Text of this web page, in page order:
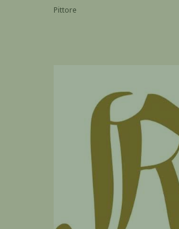
Pittore